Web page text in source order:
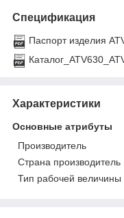
Спецификация
Паспорт изделия
Характеристики
Основные атрибуты
Производитель
Страна производитель
Тип рабочей величины